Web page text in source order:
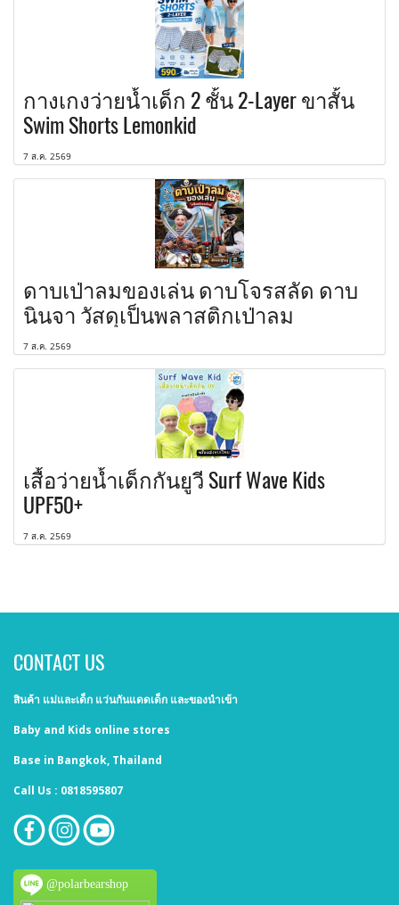
กางเกงว่ายน้ำเด็ก 2 ชั้น 2-Layer ขาสั้น
Swim Shorts Lemonkid
7 ส.ค. 2569
ดาบเป่าลมของเล่น ดาบโจรสลัด ดาบ
นินจา วัสดุเป็นพลาสติกเป่าลม
7 ส.ค. 2569
เสื้อว่ายน้ำเด็กกันยูวี Surf Wave Kids
UPF50+
7 ส.ค. 2569
CONTACT US
สินค้า แม่และเด็ก แว่นกันแดดเด็ก และของนำเข้า
Baby and Kids online stores
Base in Bangkok, Thailand
Call Us : 0818595807
@polarbearshop